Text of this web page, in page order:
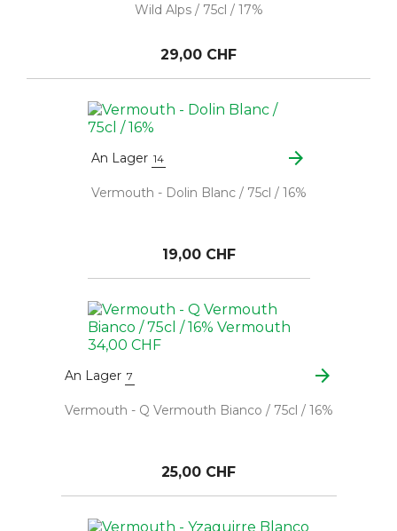
Wild Alps / 75cl / 17%
29,00 CHF
An Lager 14 arrow_forward
Vermouth - Dolin Blanc / 75cl / 16%
19,00 CHF
An Lager 7 arrow_forward
Vermouth - Q Vermouth Bianco / 75cl / 16%
25,00 CHF